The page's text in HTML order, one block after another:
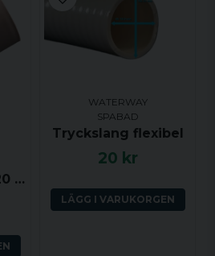
Y-kors 2.0 tum (120 grader) ho-ho-ho
WATERWAY
SPABAD
Tryckslang flexibel
20 kr
LÄGG I VARUKORGEN
fråga